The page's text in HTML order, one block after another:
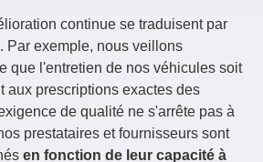
continue se traduisent par
Par exemple, nous veillons
que l'entretien de nos véhicules soit
aux prescriptions exactes des
de qualité ne s'arrête pas à
prestataires et fournisseurs sont
en fonction de leur capacité à